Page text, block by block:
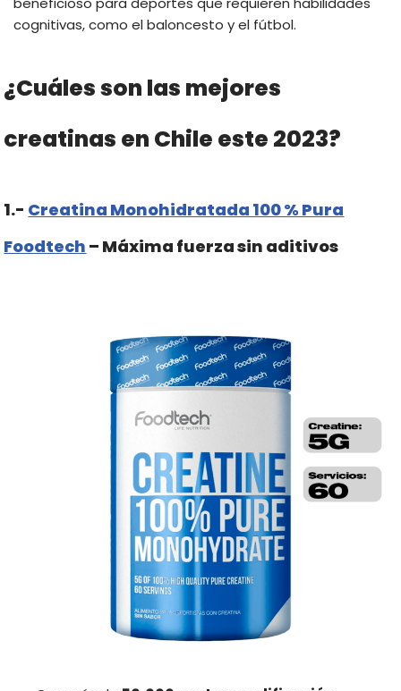
cognitivas, como el baloncesto y el fútbol.
¿Cuáles son las mejores
creatinas en Chile este 2023?
1.- Creatina Monohidratada 100 % Pura
Foodtech – Máxima fuerza sin aditivos